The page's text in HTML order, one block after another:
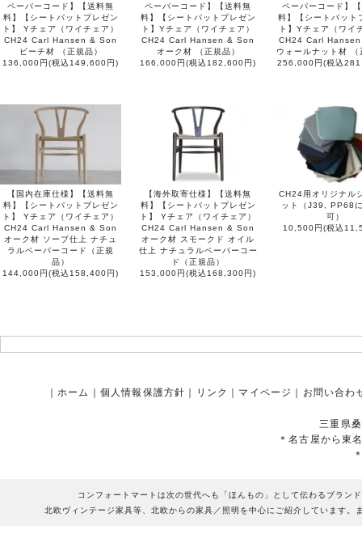
ペーパーコード】【送料無
料】【シートパットプレゼン
ト】 Yチェア（ワイチェア）
CH24 Carl Hansen & Son
ビーチ材 （正規品）
136,000円(税込149,600円)
ペーパーコード】【送料無
料】【シートパットプレゼン
ト】Yチェア（ワイチェア）
CH24 Carl Hansen & Son
オーク材 （正規品）
166,000円(税込182,600円)
ペーパーコード】
料】【シートパット
ト】Yチェア（ワイ
CH24 Carl
ウォールナット材 （
256,000円(税込
【国内在庫仕様】【送料無
料】【シートパットプレゼン
ト】 Yチェア（ワイチェア）
CH24 Carl Hansen & Son
オーク材 ソープ仕上 ナチュ
ラルペーパーコード（正規
品）
144,000円(税込158,400円)
【海外取寄仕様】【送料無
料】【シートパットプレゼン
ト】 Yチェア（ワイチェア）
CH24 Carl Hansen & Son
オーク材 スモークド オイル
仕上 ナチュラルペーパーコー
ド（正規品）
153,000円(税込168,300円)
CH24用オリジナル
ット（J39, PP68
可）
10,500円(税込
ホーム 個人情報保護方針 リンク マイページ お問い合わ
三重県
＊名古屋から東
コンフォートマートは次の世代へも「ほんもの」として伝わるブラン
北欧ヴィンテージ家具等、北欧からの家具／照明を中心にご紹介しています